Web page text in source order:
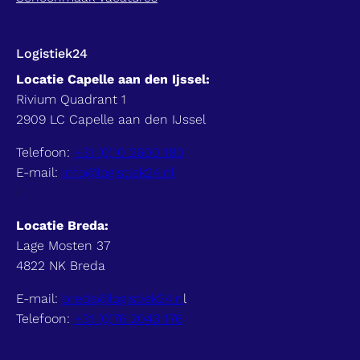
Logistiek24
Locatie Capelle aan den Ijssel:
Rivium Quadrant 1
2909 LC Capelle aan den IJssel
Telefoon: +31 (0)10 2600 180
E-mail: info@logistiek24.nl
/
Locatie Breda:
Lage Mosten 37
4822 NK Breda
E-mail: breda@logistiek24.nl
Telefoon: +31 (0)76 2043 176